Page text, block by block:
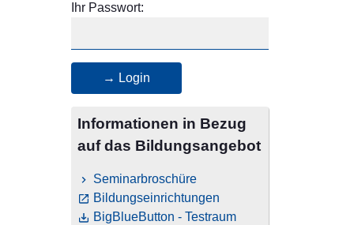
Ihr Passwort:
→ Login
Informationen in Bezug
auf das Bildungsangebot
Seminarbroschüre
Bildungseinrichtungen
BigBlueButton - Testraum